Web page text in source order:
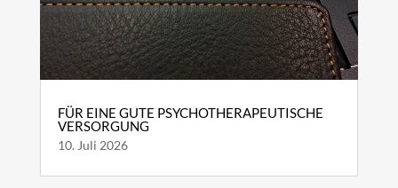
FÜR EINE GUTE PSYCHOTHERAPEUTISCHE
VERSORGUNG
10. Juli 2026